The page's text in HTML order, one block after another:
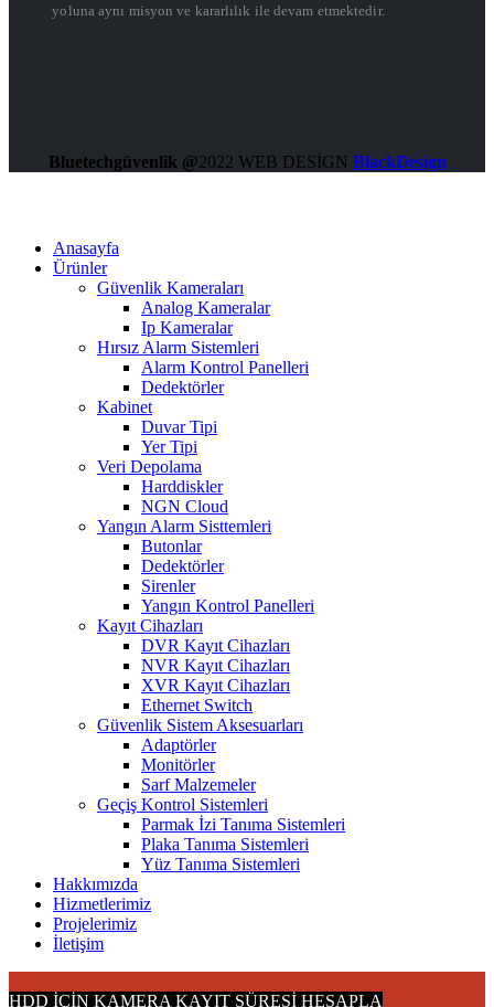
yoluna aynı misyon ve kararlılık ile devam etmektedir.
Bluetechgüvenlik @2022 WEB DESİGN BlackDesign
Anasayfa
Ürünler
Güvenlik Kameraları
Analog Kameralar
Ip Kameralar
Hırsız Alarm Sistemleri
Alarm Kontrol Panelleri
Dedektörler
Kabinet
Duvar Tipi
Yer Tipi
Veri Depolama
Harddiskler
NGN Cloud
Yangın Alarm Sisttemleri
Butonlar
Dedektörler
Sirenler
Yangın Kontrol Panelleri
Kayıt Cihazları
DVR Kayıt Cihazları
NVR Kayıt Cihazları
XVR Kayıt Cihazları
Ethernet Switch
Güvenlik Sistem Aksesuarları
Adaptörler
Monitörler
Sarf Malzemeler
Geçiş Kontrol Sistemleri
Parmak İzi Tanıma Sistemleri
Plaka Tanıma Sistemleri
Yüz Tanıma Sistemleri
Hakkımızda
Hizmetlerimiz
Projelerimiz
İletişim
HDD İÇİN KAMERA KAYIT SÜRESİ HESAPLA